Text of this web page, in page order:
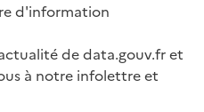
d'information
de data.gouv.fr et
à notre infolettre et